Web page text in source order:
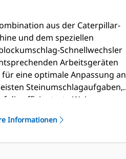
aus der Caterpillar-
und dem speziellen
Schnellwechsler
Arbeitsgeräten
eine optimale Anpassung an
Steinumschlagaufgaben,
die effizienteste Weise zu
Sie bei Ihrem Händler.
Informationen